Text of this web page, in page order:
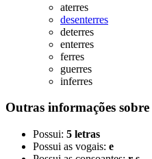
aterres
desenterres
deterres
enterres
ferres
guerres
inferres
Outras informações sobre
Possui: 5 letras
Possui as vogais: e